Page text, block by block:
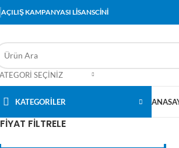
AÇILIŞ KAMPANYASI LİSANSCİNİ
SEÇINIZ
KATEGORİLER
FIYAT FILTRELE